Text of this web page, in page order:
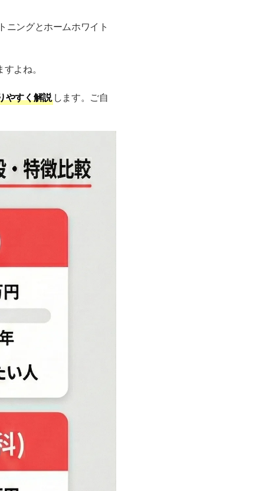
ニングとホームホワイト
よね。
やすく解説 します。ご自